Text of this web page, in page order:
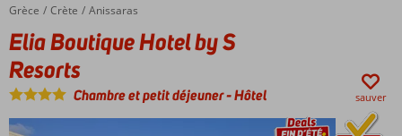
Accueil
Grèce Crète Anissaras
Elia Boutique Hotel by S Resorts
Elia Boutique Hotel by S
Resorts
Chambre et petit déjeuner-Hôtel sauver